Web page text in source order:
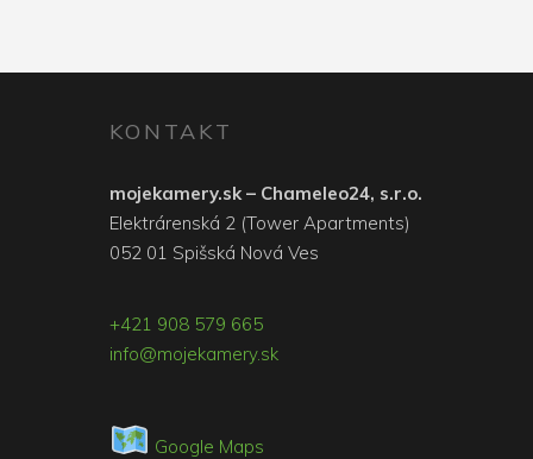
KONTAKT
mojekamery.sk – Chameleo24, s.r.o.
Elektrárenská 2 (Tower Apartments)
052 01 Spišská Nová Ves
+421 908 579 665
info@mojekamery.sk
Google Maps